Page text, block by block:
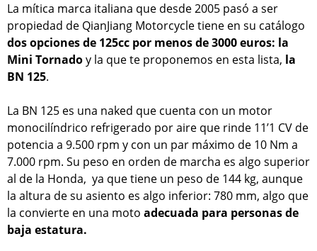
La mítica marca italiana que desde 2005 pasó a ser
propiedad de QianJiang Motorcycle tiene en su catálogo
dos opciones de 125cc por menos de 3000 euros: la
Mini Tornadoy la que te proponemos en esta lista, la
BN 125.
La BN 125 es una naked que cuenta con un motor
monocilíndrico refrigerado por aire que rinde 11’1 CV de
potencia a 9.500 rpm y con un par máximo de 10 Nm a
7.000 rpm. Su peso en orden de marcha es algo superior
al de la Honda, ya que tiene un peso de 144 kg, aunque
la altura de su asiento es algo inferior: 780 mm, algo que
la convierte en una moto adecuada para personas de
baja estatura.